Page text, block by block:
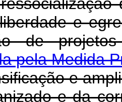
e
de
pela Medida
e
e da